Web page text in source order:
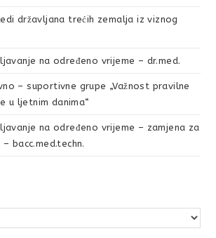
državljana trećih zemalja iz viznog
na određeno vrijeme – dr.med.
– suportivne grupe „Važnost pravilne
u ljetnim danima“
na određeno vrijeme – zamjena za
bacc.med.techn.